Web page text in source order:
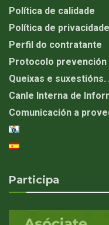
Política de calidade
Política de privacidade
Perfil do contratante
Protocolo prevención
Queixas e
Canle Interna de
Comunicación a
Participa